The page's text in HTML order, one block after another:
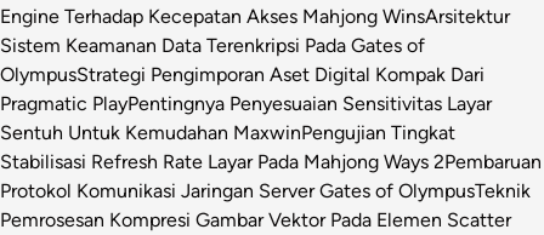
Engine Terhadap Kecepatan Akses Mahjong WinsArsitektur
Sistem Keamanan Data Terenkripsi Pada Gates of
OlympusStrategi Pengimporan Aset Digital Kompak Dari
Pragmatic PlayPentingnya Penyesuaian Sensitivitas Layar
Sentuh Untuk Kemudahan MaxwinPengujian Tingkat
Stabilisasi Refresh Rate Layar Pada Mahjong Ways 2Pembaruan
Protokol Komunikasi Jaringan Server Gates of OlympusTeknik
Pemrosesan Kompresi Gambar Vektor Pada Elemen Scatter